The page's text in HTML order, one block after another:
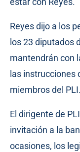
Reyes dijo a los
los 23 diputados
mantendrán con
las instrucciones
miembros del PLI.
El dirigente de
invitación a la
ocasiones, los